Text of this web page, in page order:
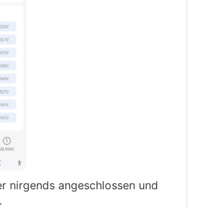
nirgends angeschlossen und